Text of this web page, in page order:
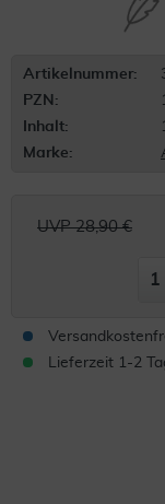
Artikelnummer:
PZN:
Inhalt:
Marke:
UVP 28,90 €
Lieferzeit 1-2